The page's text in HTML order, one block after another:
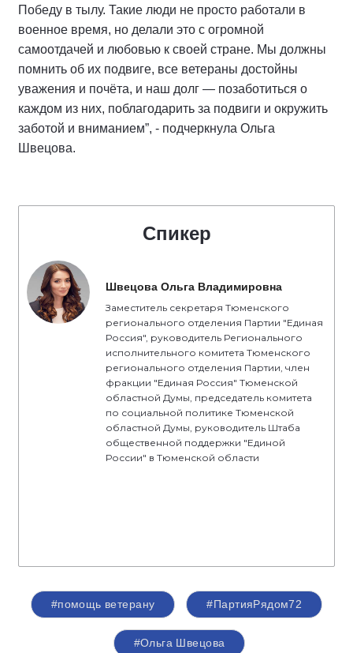
Победу в тылу. Такие люди не просто работали в
военное время, но делали это с огромной
самоотдачей и любовью к своей стране. Мы должны
помнить об их подвиге, все ветераны достойны
уважения и почёта, и наш долг — позаботиться о
каждом из них, поблагодарить за подвиги и окружить
заботой и вниманием”, - подчеркнула Ольга
Швецова.
Спикер
Швецова Ольга Владимировна
Заместитель секретаря Тюменского
регионального отделения Партии "Единая
Россия", руководитель Регионального
исполнительного комитета Тюменского
регионального отделения Партии, член
фракции "Единая Россия" Тюменской
областной Думы, председатель комитета
по социальной политике Тюменской
областной Думы, руководитель Штаба
общественной поддержки "Единой
России" в Тюменской области
#помощь ветерану #ПартияРядом72
#Ольга Швецова